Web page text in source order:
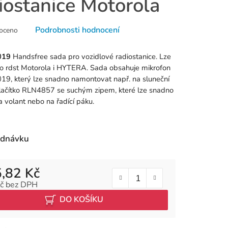
Motorola
Podrobnosti hodnocení
Handsfree sada pro vozidlové radiostanice. Lze
rdst Motorola i HYTERA. Sada obsahuje mikrofon
který lze snadno namontovat např. na sluneční
RLN4857 se suchým zipem, které lze snadno
volant nebo na řadící páku.
Kč
bez DPH
DO KOŠÍKU